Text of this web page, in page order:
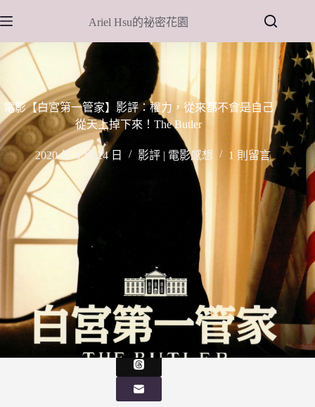
至
主
要
容
Ariel Hsu的祕密花園
電影【白宮第一管家】影評：權力，從來都不會是自己
從天上掉下來！The Butler
2020 年 4 月 24 日 影評 | 電影感想 1 則留言